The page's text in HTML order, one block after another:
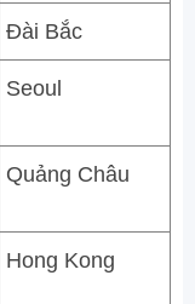
Đài Bắc
Seoul
Quảng Châu
Hong Kong